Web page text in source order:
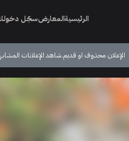
الرئيسيةالمعارضسجّل
الإعلان محذوف او قديم.شاهد الإعلانات